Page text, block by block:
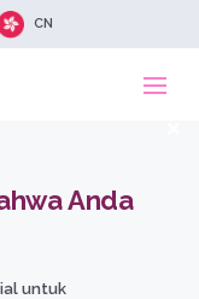
CN
Anda
untuk